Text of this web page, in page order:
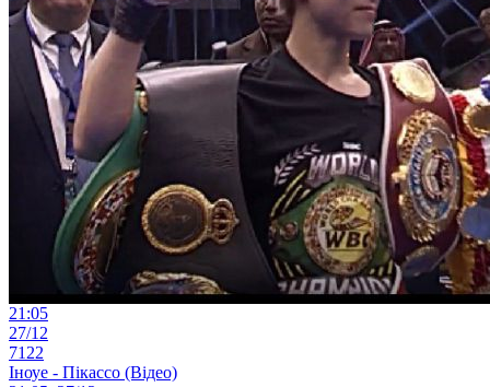
21:05
27/12
7122
Іноуе - Пікассо (Відео)